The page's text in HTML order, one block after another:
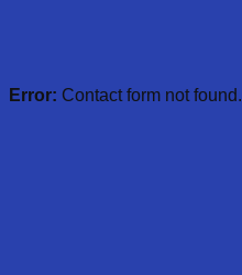
Error: Contact form not found.